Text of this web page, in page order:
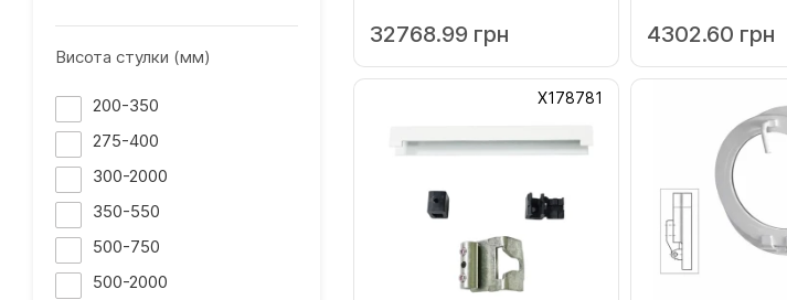
Висота стулки (мм)
200-350
275-400
300-2000
350-550
500-750
500-2000
32768.99 грн 4302.60 грн
Х178781